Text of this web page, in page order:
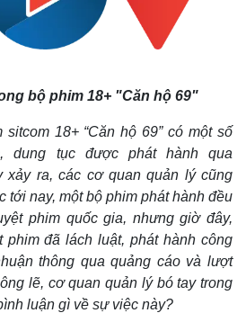
Quân sự - Quốc phòng
Việt Nam
bộ phim 18+ "Căn hộ 69"
sitcom 18+ “Căn hộ 69” có một số
dung tục được phát hành qua
xảy ra, các cơ quan quản lý cũng
tới nay, một bộ phim phát hành đều
phim quốc gia, nhưng giờ đây,
đã lách luật, phát hành công
thông qua quảng cáo và lượt
lẽ, cơ quan quản lý bó tay trong
luận gì về sự việc này?